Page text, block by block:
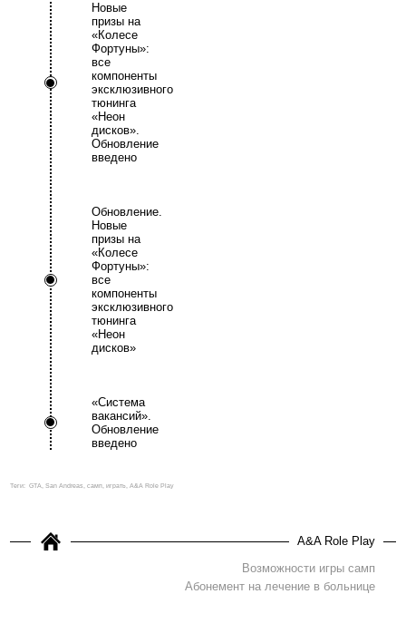
Новые
призы на
«Колесе
Фортуны»:
все
компоненты
эксклюзивного
тюнинга
«Неон
дисков».
Обновление
введено
Обновление.
Новые
призы на
«Колесе
Фортуны»:
все
компоненты
эксклюзивного
тюнинга
«Неон
дисков»
«Система
вакансий».
Обновление
введено
Теги: GTA, San Andreas, самп, играть, A&A Role Play
A&A Role Play
Возможности игры самп
Абонемент на лечение в больнице